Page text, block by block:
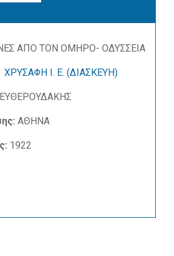
ΑΠΟ ΤΟΝ ΟΜΗΡΟ- ΟΔΥΣΣΕΙΑ
ΧΡΥΣΑΦΗ Ι. Ε. (ΔΙΑΣΚΕΥΗ)
ΑΘΗΝΑ
1922